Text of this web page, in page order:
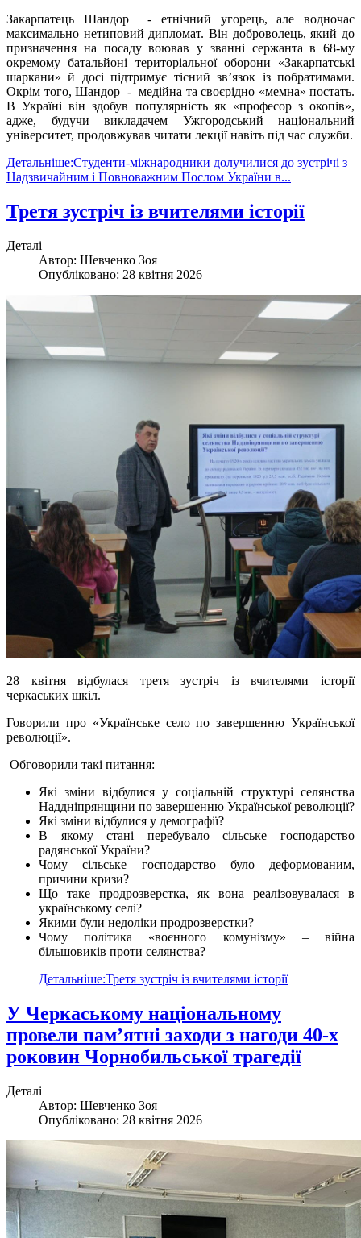
Закарпатець Шандор - етнічний угорець, але водночас
максимально нетиповий дипломат. Він доброволець, який до
призначення на посаду воював у званні сержанта в 68-му
окремому батальйоні територіальної оборони «Закарпатські
шаркани» й досі підтримує тісний зв’язок із побратимами.
Окрім того, Шандор - медійна та своєрідно «мемна» постать.
В Україні він здобув популярність як «професор з окопів»,
адже, будучи викладачем Ужгородський національний
університет, продовжував читати лекції навіть під час служби.
Детальніше:Студенти-міжнародники долучилися до зустрічі з
Надзвичайним і Повноважним Послом України в...
Третя зустріч із вчителями історії
Деталі
Автор: Шевченко Зоя
Опубліковано: 28 квітня 2026
28 квітня відбулася третя зустріч із вчителями історії
черкаських шкіл.
Говорили про «Українське село по завершенню Української
революції».
Обговорили такі питання:
Які зміни відбулися у соціальній структурі селянства
Наддніпрянщини по завершенню Української революції?
Які зміни відбулися у демографії?
В якому стані перебувало сільське господарство
радянської України?
Чому сільське господарство було деформованим,
причини кризи?
Що таке продрозверстка, як вона реалізовувалася в
українському селі?
Якими були недоліки продрозверстки?
Чому політика «воєнного комунізму» – війна
більшовиків проти селянства?
Детальніше:Третя зустріч із вчителями історії
У Черкаському національному
провели пам’ятні заходи з нагоди 40-х
роковин Чорнобильської трагедії
Деталі
Автор: Шевченко Зоя
Опубліковано: 28 квітня 2026